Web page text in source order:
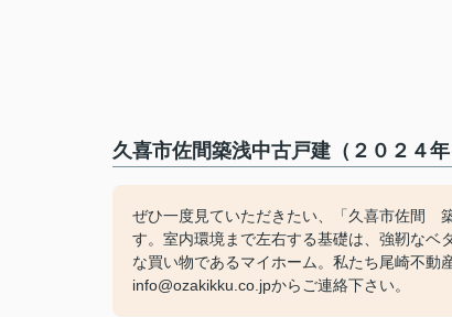
久喜市佐間築浅中古戸建（２０２４
ぜひ一度見ていただきたい、「久喜市佐間
す。室内環境まで左右する基礎は、強靭なベ
な買い物であるマイホーム。私たち尾崎不
info@ozakikku.co.jpからご連絡下さい。